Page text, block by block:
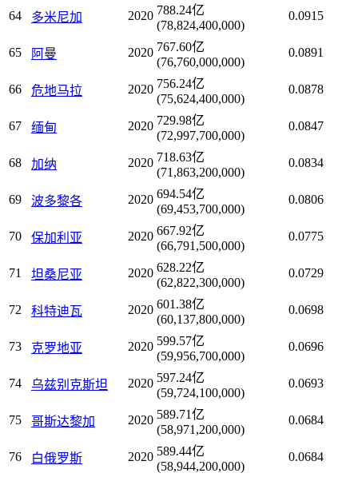
64 多米尼加 2020 788.24亿
(78,824,400,000)
0.0915
65 阿曼 2020 767.60亿
(76,760,000,000)
0.0891
66 危地马拉 2020 756.24亿
(75,624,400,000)
0.0878
67 缅甸 2020 729.98亿
(72,997,700,000)
0.0847
68 加纳 2020 718.63亿
(71,863,200,000)
0.0834
69 波多黎各 2020 694.54亿
(69,453,700,000)
0.0806
70 保加利亚 2020 667.92亿
(66,791,500,000)
0.0775
71 坦桑尼亚 2020 628.22亿
(62,822,300,000)
0.0729
72 科特迪瓦 2020 601.38亿
(60,137,800,000)
0.0698
73 克罗地亚 2020 599.57亿
(59,956,700,000)
0.0696
74 乌兹别克斯坦 2020 597.24亿
(59,724,100,000)
0.0693
75 哥斯达黎加 2020 589.71亿
(58,971,200,000)
0.0684
76 白俄罗斯 2020 589.44亿
(58,944,200,000)
0.0684